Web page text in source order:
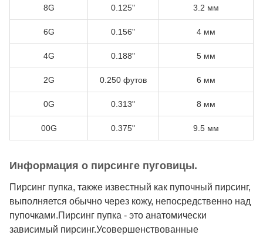
8G 0.125" 3.2 мм
6G 0.156" 4 мм
4G 0.188" 5 мм
2G 0.250 футов 6 мм
0G 0.313" 8 мм
00G 0.375" 9.5 мм
Информация о пирсинге пуговицы.
Пирсинг пупка, также известный как пупочный пирсинг,
выполняется обычно через кожу, непосредственно над
пупочками.Пирсинг пупка - это анатомически
зависимый пирсинг.Усовершенствованные